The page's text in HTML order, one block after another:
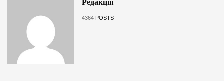
Редакція
4364 POSTS